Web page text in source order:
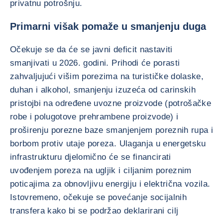
privatnu potrošnju.
Primarni višak pomaže u smanjenju duga
Očekuje se da će se javni deficit nastaviti
smanjivati u 2026. godini. Prihodi će porasti
zahvaljujući višim porezima na turističke dolaske,
duhan i alkohol, smanjenju izuzeća od carinskih
pristojbi na određene uvozne proizvode (potrošačke
robe i polugotove prehrambene proizvode) i
proširenju porezne baze smanjenjem poreznih rupa i
borbom protiv utaje poreza. Ulaganja u energetsku
infrastrukturu djelomično će se financirati
uvođenjem poreza na ugljik i ciljanim poreznim
poticajima za obnovljivu energiju i električna vozila.
Istovremeno, očekuje se povećanje socijalnih
transfera kako bi se podržao deklarirani cilj